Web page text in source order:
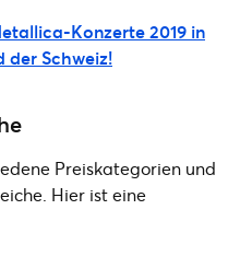
Konzerte 2019 in
der Schweiz!
Preiskategorien und
Hier ist eine